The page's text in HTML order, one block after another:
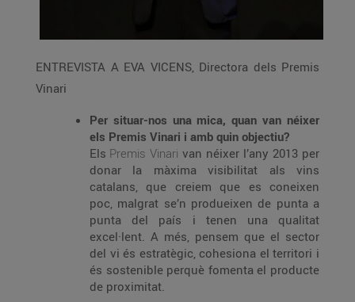
ENTREVISTA A EVA VICENS, Directora dels Premis
Vinari
Per situar-nos una mica, quan van néixer
els Premis Vinari i amb quin objectiu?
Els Premis Vinari van néixer l’any 2013 per
donar la màxima visibilitat als vins
catalans, que creiem que es coneixen
poc, malgrat se’n produeixen de punta a
punta del país i tenen una qualitat
excel·lent. A més, pensem que el sector
del vi és estratègic, cohesiona el territori i
és sostenible perquè fomenta el producte
de proximitat.